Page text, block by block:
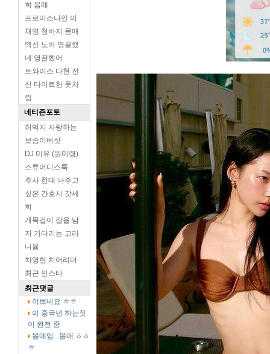
희 몸매
프로미스나인 이
채영 청바지 몸매
엑신 노바 영끌했
네 영끌했어
트와이스 다현 전
신 타이트한 옷차
림
네티즌포토
허벅지 자랑하는
보송이버섯
DJ 미유 (원미령)
스튜어디스룩
주사 한대 놔주고
싶은 간호사 갓세
희
개목걸이 잡을 남
자 기다리는 고라
니율
차영현 치어리더
최근 인스타
최근댓글
이쁘네요 ㅎㅎ
이 중국년 하는짓
이 완전 중
볼매임...볼매 ㅎㅎ
ㅎ